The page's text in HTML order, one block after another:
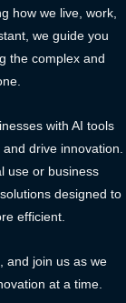
how we live, work,
we guide you
the complex and
with AI tools
drive innovation.
use or business
designed to
efficient.
and join us as we
at a time.